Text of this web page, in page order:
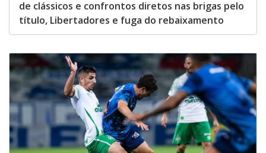
de clássicos e confrontos diretos nas brigas pelo
título, Libertadores e fuga do rebaixamento